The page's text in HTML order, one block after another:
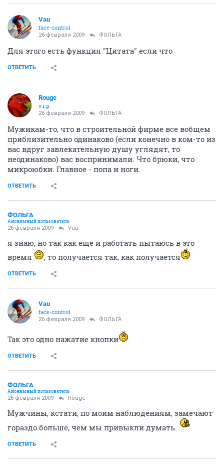
Vau
face-control
26 февраля 2009 ФОЛЬГА
Для этого есть функция "Цитата" если что
ОТВЕТИТЬ
Rouge
v.i.p.
26 февраля 2009 ФОЛЬГА
Мужикам-то, что в строительной фирме все вобщем
приблизительно одинаково (если конечно в ком-то из
вас вдруг завлекательную душу углядят, то
неодинаково) вас воспринимали. Что брюки, что
микроюбки. Главное - попа и ноги.
ОТВЕТИТЬ
ФОЛЬГА
Анонимный пользователь
26 февраля 2009 Vau
я знаю, но так как еще и работать пытаюсь в это
время
, то получается так, как получается
ОТВЕТИТЬ
Vau
face-control
26 февраля 2009 ФОЛЬГА
Так это одно нажатие кнопки
ОТВЕТИТЬ
ФОЛЬГА
Анонимный пользователь
26 февраля 2009 Rouge
Мужчины, кстати, по моим наблюдениям, замечают
гораздо больше, чем мы привыкли думать.
ОТВЕТИТЬ